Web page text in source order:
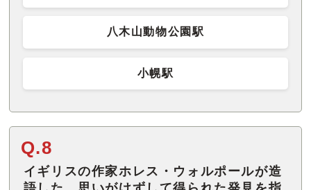
八木山動物公園駅
小幌駅
Q.8
イギリスの作家ホレス・ウォルポールが造